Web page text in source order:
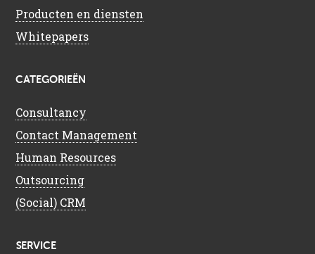
Producten en diensten
Whitepapers
CATEGORIEËN
Consultancy
Contact Management
Human Resources
Outsourcing
(Social) CRM
SERVICE